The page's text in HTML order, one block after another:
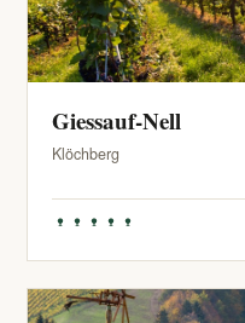
Giessauf-Nell
Klöchberg